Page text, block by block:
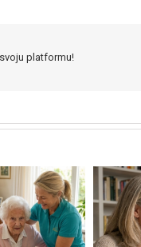
platformu!